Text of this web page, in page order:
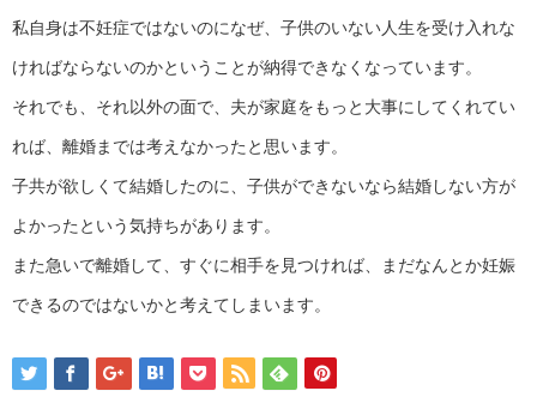
私自身は不妊症ではないのになぜ、子供のいない人生を受け入れな
ければならないのかということが納得できなくなっています。
それでも、それ以外の面で、夫が家庭をもっと大事にしてくれてい
れば、離婚までは考えなかったと思います。
子共が欲しくて結婚したのに、子供ができないなら結婚しない方が
よかったという気持ちがあります。
また急いで離婚して、すぐに相手を見つければ、まだなんとか妊娠
できるのではないかと考えてしまいます。